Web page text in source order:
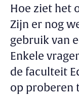
Hoe ziet het
Zijn er nog
gebruik van
Enkele
de faculteit
op proberen